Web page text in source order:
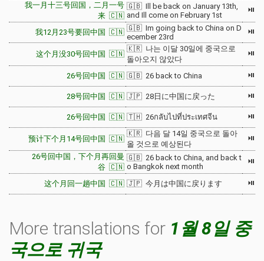
我一月十三号回国，二月一号
来 🇨🇳
🇬🇧 Ill be back on January 13th,
and Ill come on February 1st
⏯
我12月23号要回中国 🇨🇳 🇬🇧 Im going back to China on D
ecember 23rd
⏯
这个月没30号回中国 🇨🇳
🇰🇷 나는 이달 30일에 중국으로
돌아오지 않았다
⏯
26号回中国 🇨🇳 🇬🇧 26 back to China ⏯
28号回中国 🇨🇳 🇯🇵 28日に中国に戻った ⏯
26号回中国 🇨🇳 🇹🇭 26กลับไปที่ประเทศจีน ⏯
预计下个月14号回中国 🇨🇳
🇰🇷 다음 달 14일 중국으로 돌아
올 것으로 예상된다
⏯
26号回中国，下个月再回曼
谷 🇨🇳
🇬🇧 26 back to China, and back t
o Bangkok next month
⏯
这个月回一趟中国 🇨🇳 🇯🇵 今月は中国に戻ります ⏯
More translations for 1월 8일 중
국으로 귀국